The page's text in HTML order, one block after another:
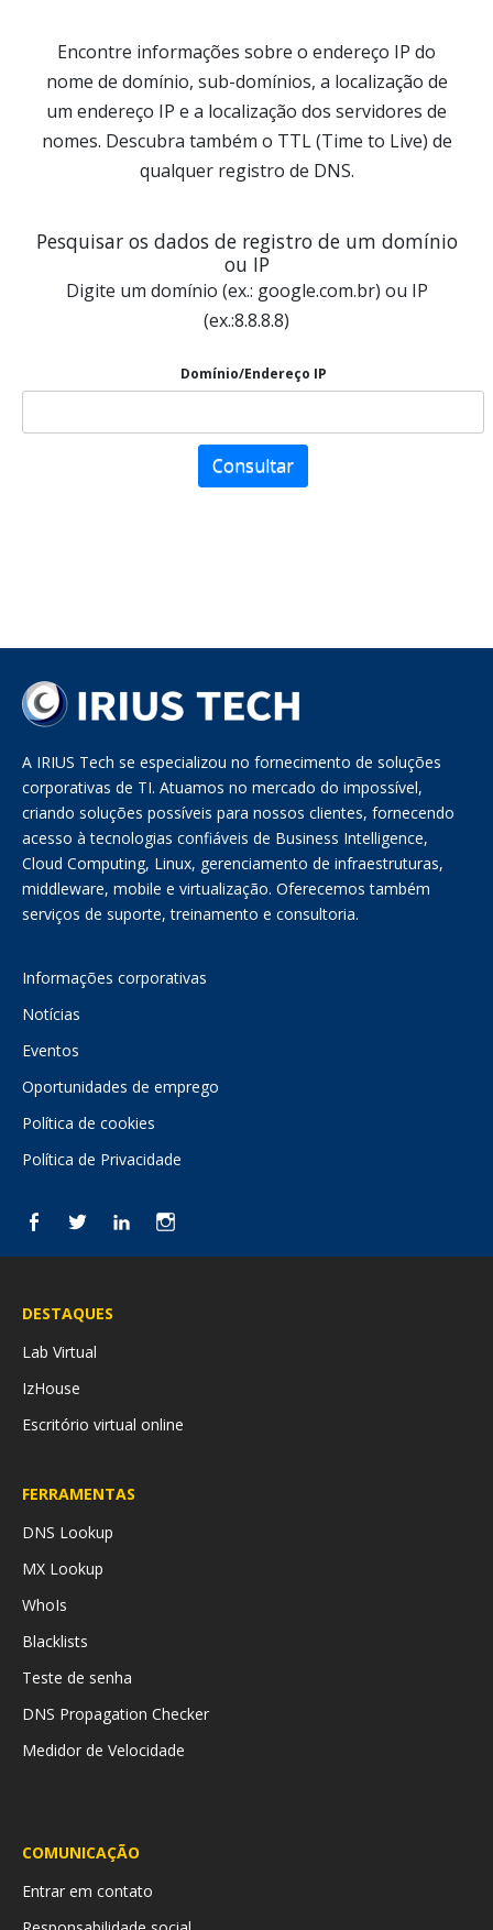
Encontre informações sobre o endereço IP do
nome de domínio, sub-domínios, a localização de
um endereço IP e a localização dos servidores de
nomes. Descubra também o TTL (Time to Live) de
qualquer registro de DNS.
Pesquisar os dados de registro de um domínio
ou IP
Digite um domínio (ex.: google.com.br) ou IP
(ex.:8.8.8.8)
Domínio/Endereço IP
Consultar
A IRIUS Tech se especializou no fornecimento de soluções
corporativas de TI. Atuamos no mercado do impossível,
criando soluções possíveis para nossos clientes, fornecendo
acesso à tecnologias confiáveis de Business Intelligence,
Cloud Computing, Linux, gerenciamento de infraestruturas,
middleware, mobile e virtualização. Oferecemos também
serviços de suporte, treinamento e consultoria.
Informações corporativas
Notícias
Eventos
Oportunidades de emprego
Política de cookies
Política de Privacidade
Facebook
Twitter LinkedInInstagram
DESTAQUES
Lab Virtual
IzHouse
Escritório virtual online
FERRAMENTAS
DNS Lookup
MX Lookup
WhoIs
Blacklists
Teste de senha
DNS Propagation Checker
Medidor de Velocidade
COMUNICAÇÃO
Entrar em contato